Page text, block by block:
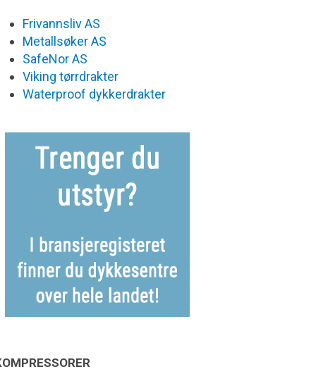
Frivannsliv AS
Metallsøker AS
SafeNor AS
Viking tørrdrakter
Waterproof dykkerdrakter